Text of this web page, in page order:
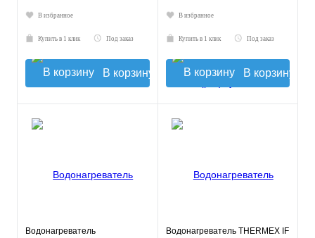
В избранное
Купить в 1 клик Под заказ
В корзину
В избранное
Купить в 1 клик Под заказ
В корзину
Водонагреватель
Водонагреватель THERMEX IF